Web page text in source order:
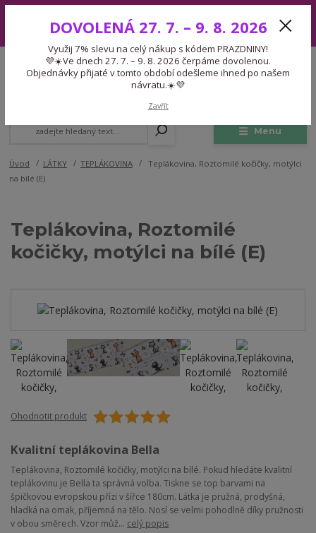
7. – 9. 8. 2026 čerpáme dovolenou. Objednávky přijaté v tomto období
odešleme ihned po našem návratu.☀️💜
Menu
CZK
Expedice 775 866 913
Po-Čt 9-15:30 Pá 9-14:30 Pauza 13-13:45
Úvod LÁTKY TEPLÁKOVINA
Teplákovina, Roztomilé kočičky, motýlci
na bílé (E)
Teplákovina, Roztomilé
kočičky, motýlci na bílé (E)
Ohodnotit produkt
Kvalitní teplákovina Bella
Teplákovina, Roztomilé kočičky, motýlci na bílé. Pokud hledáte kvalitní
teplákovinu je Bella ta správná volba. Tiskne se top barvami na
špičkovou evropskou přízi v šířce 180cm. Látka je pružná, prodyšná,
hladká na omak, příjemná na tělo. Nosí se velmi pohodlně díky pružnosti
v obou směrech. Vzor můž... celý popis
DOVOLENÁ 27. 7. – 9. 8. 2026
Využij 7% slevu na celý nákup s kódem PRAZDNINY!
💜☀️Ve dnech 27. 7. – 9. 8. 2026 čerpáme dovolenou.
Objednávky přijaté v tomto období odešleme ihned po našem
návratu.☀️💜
Zavřít